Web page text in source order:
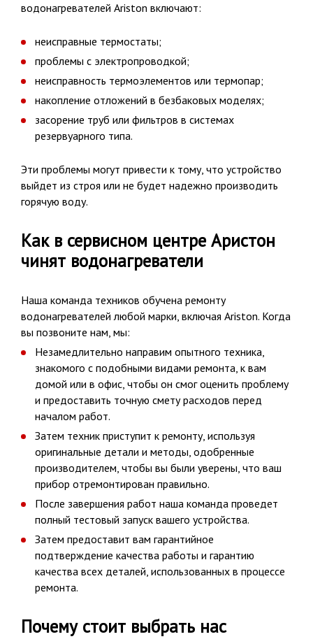
водонагревателей Ariston включают:
неисправные термостаты;
проблемы с электропроводкой;
неисправность термоэлементов или термопар;
накопление отложений в безбаковых моделях;
засорение труб или фильтров в системах
резервуарного типа.
Эти проблемы могут привести к тому, что устройство
выйдет из строя или не будет надежно производить
горячую воду.
Как в сервисном центре Аристон
чинят водонагреватели
Наша команда техников обучена ремонту
водонагревателей любой марки, включая Ariston. Когда
вы позвоните нам, мы:
Незамедлительно направим опытного техника,
знакомого с подобными видами ремонта, к вам
домой или в офис, чтобы он смог оценить проблему
и предоставить точную смету расходов перед
началом работ.
Затем техник приступит к ремонту, используя
оригинальные детали и методы, одобренные
производителем, чтобы вы были уверены, что ваш
прибор отремонтирован правильно.
После завершения работ наша команда проведет
полный тестовый запуск вашего устройства.
Затем предоставит вам гарантийное
подтверждение качества работы и гарантию
качества всех деталей, использованных в процессе
ремонта.
Почему стоит выбрать нас